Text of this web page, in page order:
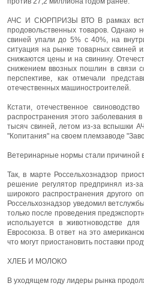
АЧС И СЮРПРИЗЫ ВТО В рамках
продовольственных товаров. Однако
свиней упали до 5% с 40%, на
ситуация на рынке товарных свиней
снижаются цены и на свинину.
снижением ввозных пошлин в связи
перспективе, как отмечали
отечественных машиностроителей.
Кстати, отечественное
распространения этого заболевания
тысяч свиней, летом из-за вспышки
"Копитания" на своем племзаводе
Ветеринарные нормы стали причиной
Так, в марте Россельхознадзор
решение регулятор предпринял из-
широкого распространения другого
Россельхознадзор уведомил
только после проведения
используется в животноводстве
Евросоюза. В ответ на это
что могут приостановить поставки
ХЛЕБ И МОЛОКО
В уходящем году лидеры рынка